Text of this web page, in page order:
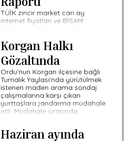
TÜİK zincir market cari ay
internet fiyatları ve BİSAM
Beslenme Kalıbı üzerinden
kişilik bir ailenin sağlıklı ve
dengeli beslenmesi için aylık […]
Korgan Halkı
Gözaltında
Ordu’nun Korgan ilçesine bağlı
Turnalık Yaylası’nda yürütülmek
istenen maden arama sondaj
çalışmalarına karşı çıkan
yurttaşlara jandarma müdahale
etti. Müdahale sırasında,
Haziran ayında